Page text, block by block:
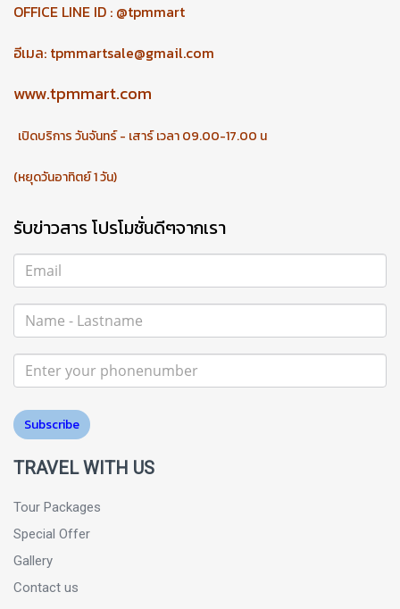
OFFICE LINE ID : @tpmmart
อีเมล: tpmmartsale@gmail.com
www.tpmmart.com
เปิดบริการ วันจันทร์ - เสาร์ เวลา 09.00-17.00 น
(หยุดวันอาทิตย์ 1 วัน)
รับข่าวสาร โปรโมชั่นดีๆจากเรา
Subscribe
TRAVEL WITH US
Tour Packages
Special Offer
Gallery
Contact us